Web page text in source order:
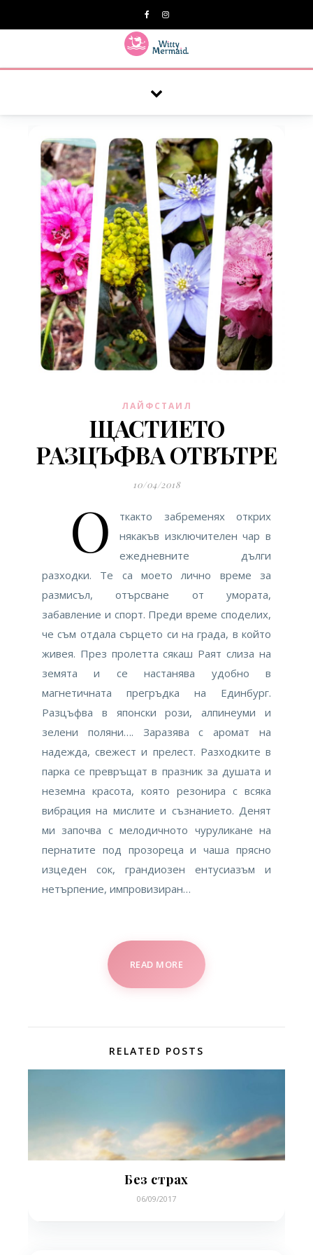
ЛАЙФСТАИЛ
ЩАСТИЕТО
РАЗЦЪФВА ОТВЪТРЕ
10/04/2018
О
ткакто забременях открих
някакъв изключителен чар в
ежедневните дълги
разходки. Те са моето лично време за
размисъл, отърсване от умората,
забавление и спорт. Преди време споделих,
че съм отдала сърцето си на града, в който
живея. През пролетта сякаш Раят слиза на
земята и се настанява удобно в
магнетичната прегръдка на Единбург.
Разцъфва в японски рози, алпинеуми и
зелени поляни…. Заразява с аромат на
надежда, свежест и прелест. Разходките в
парка се превръщат в празник за душата и
неземна красота, която резонира с всяка
вибрация на мислите и съзнанието. Денят
ми започва с мелодичното чуруликане на
пернатите под прозореца и чаша прясно
изцеден сок, грандиозен ентусиазъм и
нетърпение, импровизиран…
READ MORE
RELATED POSTS
Без страх
06/09/2017